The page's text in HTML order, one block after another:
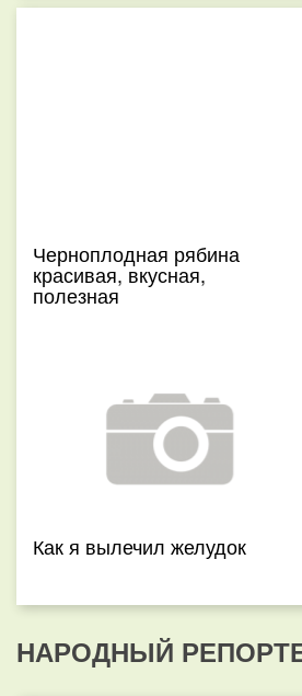
Черноплодная рябина
красивая, вкусная,
полезная
Как я вылечил желудок
НАРОДНЫЙ